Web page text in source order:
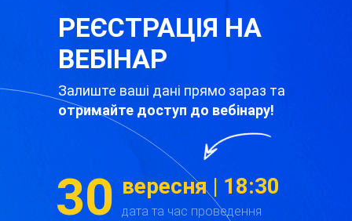
РЕЄСТРАЦІЯ НА
ВЕБІНАР
вересня | 18:30
дата та час проведення
Залиште ваші дані прямо зараз та
отримайте доступ до вебінару!
30